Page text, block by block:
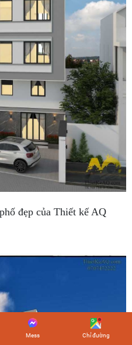
đẹp của Thiết kế AQ
Mess Chỉ đường